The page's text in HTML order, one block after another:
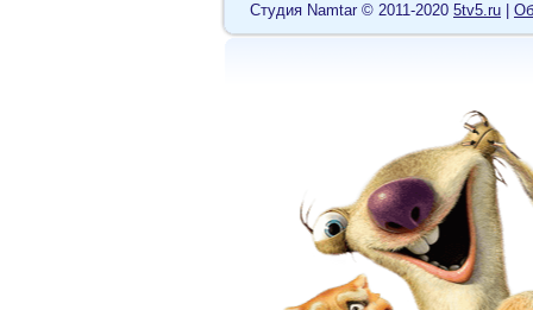
Cтудия Namtar © 2011-2020 5tv5.ru